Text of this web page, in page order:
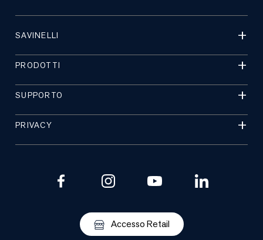
SAVINELLI
PRODOTTI
SUPPORTO
PRIVACY
Accesso Retail